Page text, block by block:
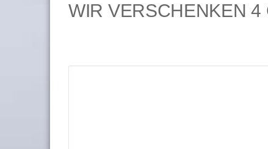
WIR VERSCHENKEN 4